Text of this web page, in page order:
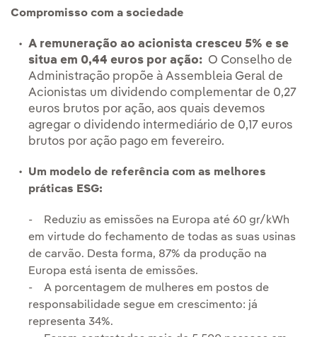
Compromisso com a sociedade
A remuneração ao acionista cresceu 5% e se
situa em 0,44 euros por ação: O Conselho de
Administração propõe à Assembleia Geral de
Acionistas um dividendo complementar de 0,27
euros brutos por ação, aos quais devemos
agregar o dividendo intermediário de 0,17 euros
brutos por ação pago em fevereiro.
Um modelo de referência com as melhores
práticas ESG:
- Reduziu as emissões na Europa até 60 gr/kWh
em virtude do fechamento de todas as suas usinas
de carvão. Desta forma, 87% da produção na
Europa está isenta de emissões.
- A porcentagem de mulheres em postos de
responsabilidade segue em crescimento: já
representa 34%.